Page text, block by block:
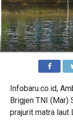
Infobaru.co.id,
Brigjen TNI (Mar)
prajurit matra laut